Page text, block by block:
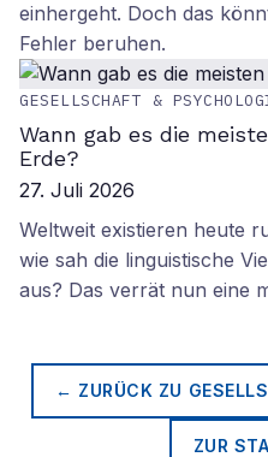
einhergeht. Doch das
Fehler beruhen.
GESELLSCHAFT &
Wann gab es die
Erde?
27. Juli 2026
Weltweit existieren heute
wie sah die linguistische
aus? Das verrät nun eine
← ZURÜCK ZU
ZUR